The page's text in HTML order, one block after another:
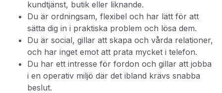
kundtjänst, butik eller liknande.
Du är ordningsam, flexibel och har lätt för att
sätta dig in i praktiska problem och lösa dem.
Du är social, gillar att skapa och vårda relationer,
och har inget emot att prata mycket i telefon.
Du har ett intresse för fordon och gillar att jobba
i en operativ miljö där det ibland krävs snabba
beslut.